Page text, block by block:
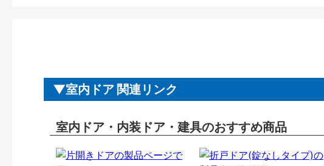
室内ドア 関連リンク
室内ドア・内装ドア・建具のおすすめ商品